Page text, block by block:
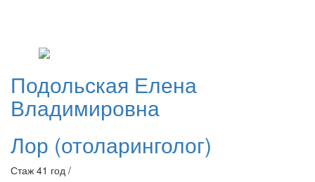
Подольская Елена
Владимировна
Лор (отоларинголог)
Стаж 41 год /